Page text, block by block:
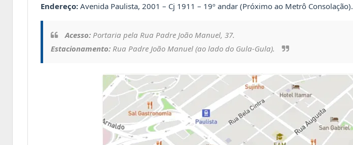
Endereço: Avenida Paulista, 2001 – Cj 1911 – 19º andar (Próximo ao Metrô Consolação).
Acesso: Portaria pela Rua Padre João Manuel, 37.
Estacionamento: Rua Padre João Manuel (ao lado do Gula-Gula).